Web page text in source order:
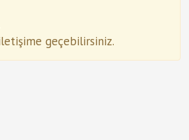
geçebilirsiniz.